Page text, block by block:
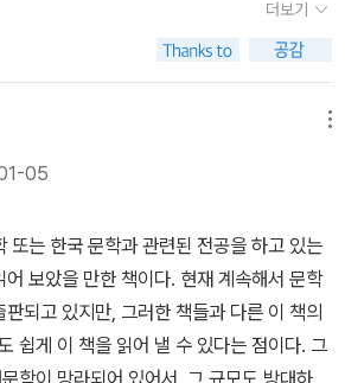
독자적인 체계로 정리해낸 이 책은 문학사
기도 하다. 외국의 여러 대학에서 교재로
는 프랑스어 축약본이 출간되기도 했다.
분명히 함으로써 누구나 쉽게 읽을 수 있도
원전이 특별한 의의를 갖지 않을 경우 현대
'이 책이 완결판일 수 없다'면서 '남북 문
다짐에도 불구하고 1945년 이후 문학을
관점 양쪽의 난관을 극복할 수 없었기 때
교수의 한국문학통사 제4판이 출간되었습
고려전기 귀족문학까지의내용을 담고 있습
수의 문학의 범위, 문학 갈래, 시대구분의 관
더보기
05
또는 한국 문학과 관련된 전공을 하고 있는
보았을 만한 책이다. 현재 계속해서 문학
되고 있지만, 그러한 책들과 다른 이 책의
쉽게 이 책을 읽어 낼 수 있다는 점이다. 그
학이 망라되어 있어서, 그 규모도 방대하다